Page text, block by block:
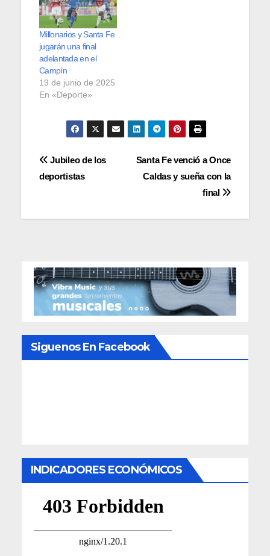
Millonarios y Santa Fe
jugarán una final
adelantada en el
Campín
19 de junio de 2025
En «Deporte»
Navegación
de
entradas
Santa Fe venció a Once
Caldas y sueña con la
final
Jubileo de los
deportistas
Siguenos En Facebook
INDICADORES ECONÓMICOS